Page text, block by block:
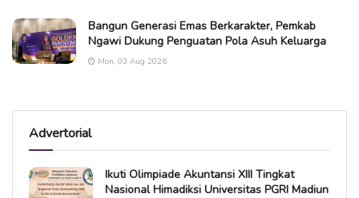
Bangun Generasi Emas Berkarakter, Pemkab
Ngawi Dukung Penguatan Pola Asuh Keluarga
Mon, 03 Aug 2026
Advertorial
Ikuti Olimpiade Akuntansi XIII Tingkat
Nasional Himadiksi Universitas PGRI Madiun